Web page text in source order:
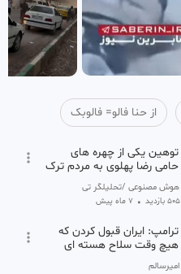
از حنا فالو= فالوبک
توهین یکی از چهره های
حامی رضا پهلوی به مردم ترک
زبان ایران
هوش مصنوعی /تحلیلگر تی وی
505 بازدید • 7 ماه پیش
ترامپ: ایران قبول کردن که
هیچ وقت سلاح هسته ای
نداشته باشن
امیرسالم